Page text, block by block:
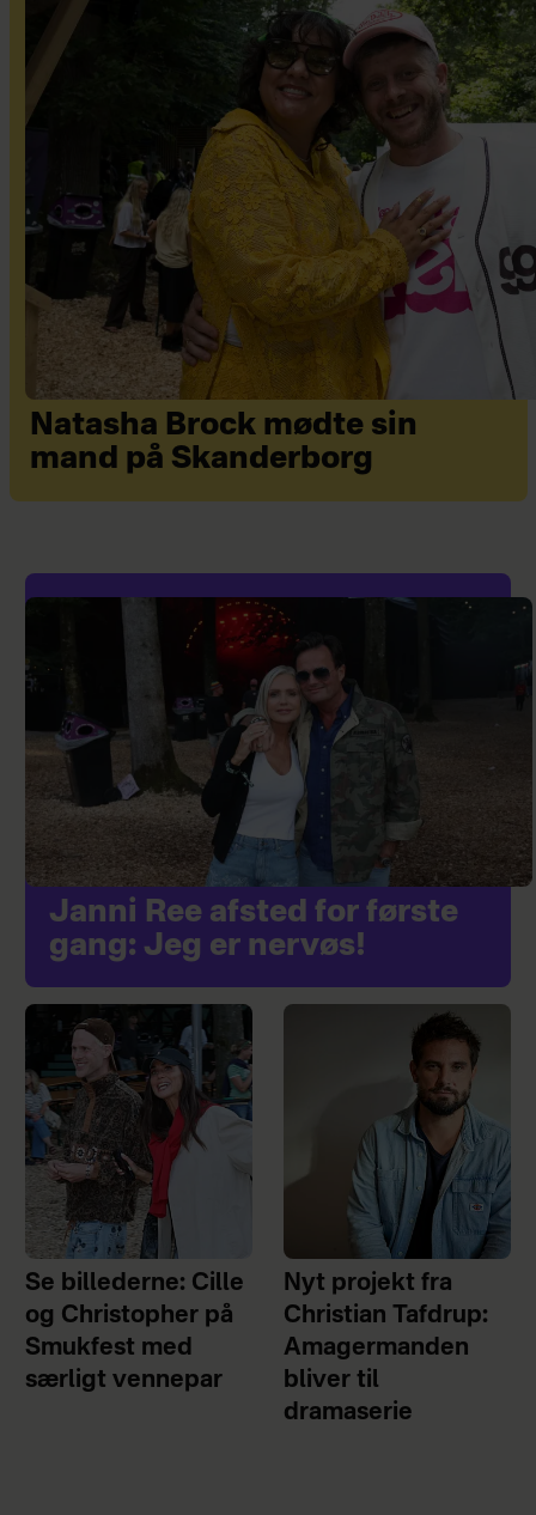
Natasha Brock mødte sin
mand på Skanderborg
Janni Ree afsted for første
gang: Jeg er nervøs!
Se billederne: Cille
og Christopher på
Smukfest med
særligt vennepar
Nyt projekt fra
Christian Tafdrup:
Amagermanden
bliver til
dramaserie